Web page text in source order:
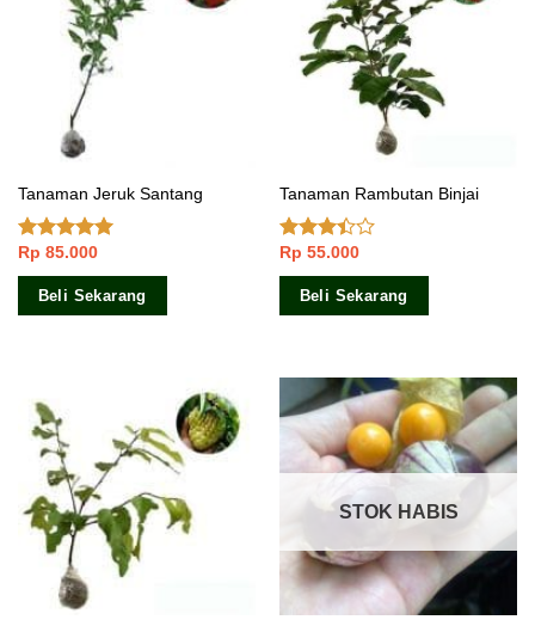
Tanaman Jeruk Santang
Dinilai5.00
dari 5
Rp 85.000
Beli Sekarang
Tanaman Rambutan Binjai
Dinilai
3.17
dari 5
Rp 55.000
Beli Sekarang
STOK HABIS